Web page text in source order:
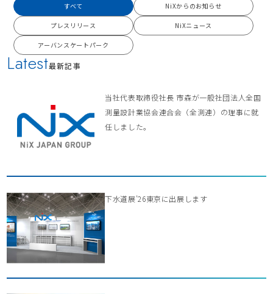
Latest最新記事
当社代表取締役社長 市森が一般社団法人全国
測量設計業協会連合会（全測連）の理事に就
任しました。
下水道展’26東京に出展します
すべて NiXからのお知らせ
プレスリリース NiXニュース
アーバンスケートパーク